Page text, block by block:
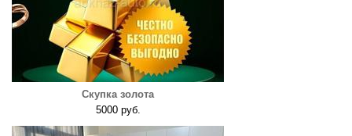
Скупка золота
5000 руб.